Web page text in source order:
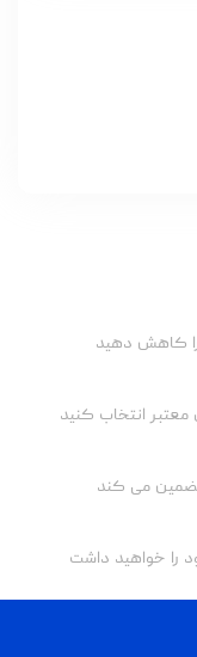
را کاهش دهید
انتخاب کنید
می کند
را خواهید داشت